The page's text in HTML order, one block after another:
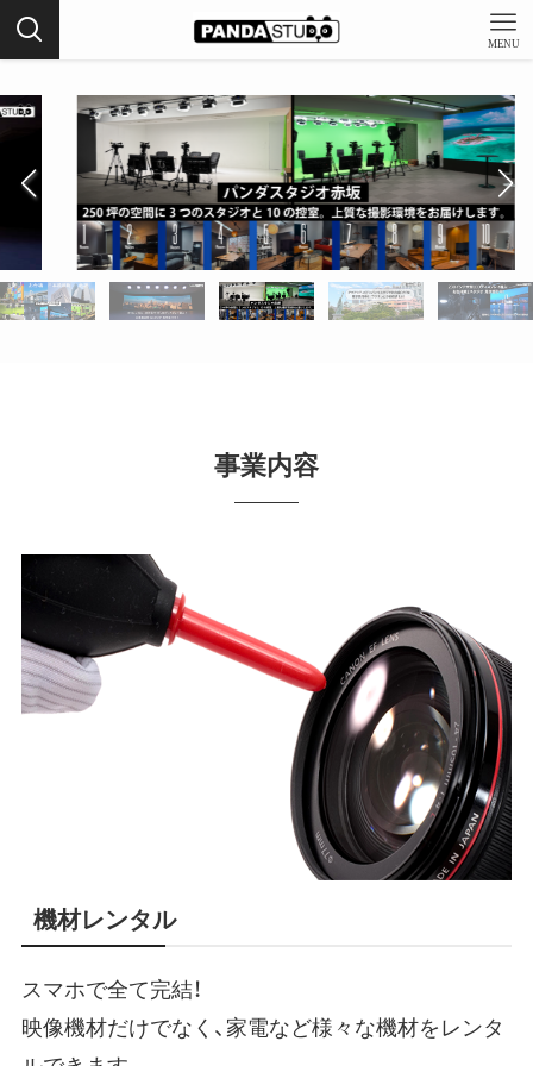
MENU
事業内容
機材レンタル
スマホで全て完結！
映像機材だけでなく、家電など様々な機材をレンタ